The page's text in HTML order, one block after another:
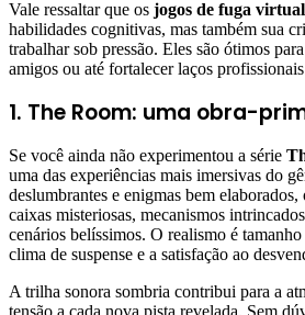
Vale ressaltar que os jogos de fuga virtual
habilidades cognitivas, mas também sua
trabalhar sob pressão. Eles são ótimos
amigos ou até fortalecer laços
1. The Room: uma obra-
Se você ainda não experimentou a série
uma das experiências mais imersivas do
deslumbrantes e enigmas bem
caixas misteriosas, mecanismos
cenários belíssimos. O realismo é
clima de suspense e a satisfação ao
A trilha sonora sombria contribui para a